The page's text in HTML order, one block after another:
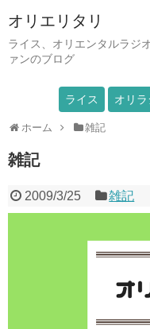
オリエリタリ
ライス、オリエンタルラジ
ァンのブログ
ライス オリラ
ホーム 雑記
雑記
2009/3/25 雑記